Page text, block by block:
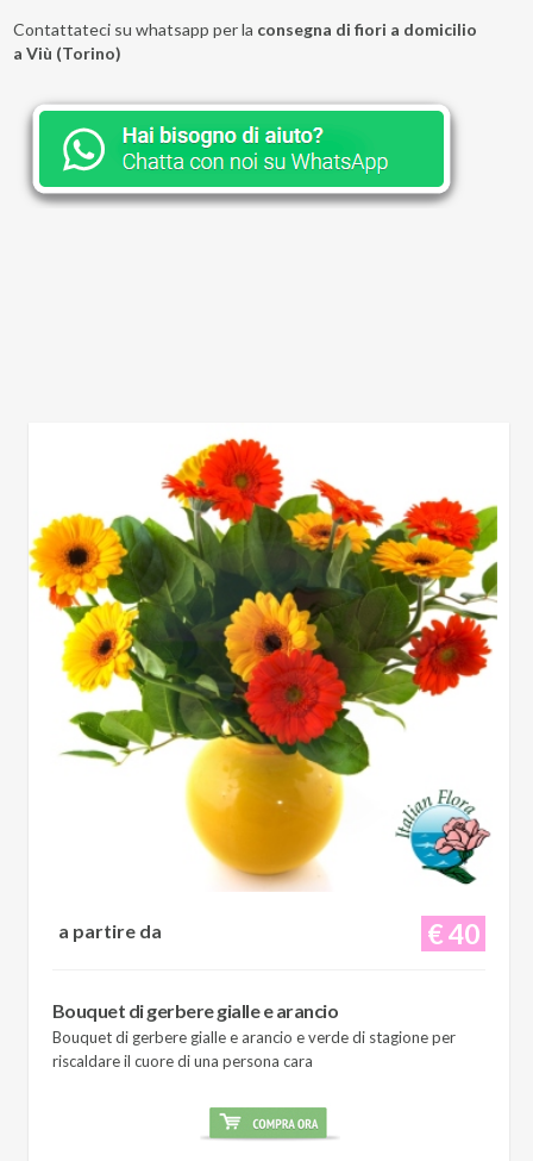
Contattateci su whatsapp per la consegna di fiori a domicilio
a Viù (Torino)
€ 40
a partire da
Bouquet di gerbere gialle e arancio
Bouquet di gerbere gialle e arancio e verde di stagione per
riscaldare il cuore di una persona cara